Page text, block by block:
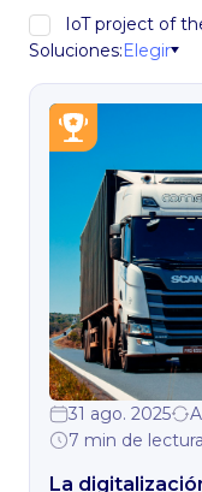
IoT project of
Soluciones:Elegir
31 ago. 2025
7 min de lectura
La